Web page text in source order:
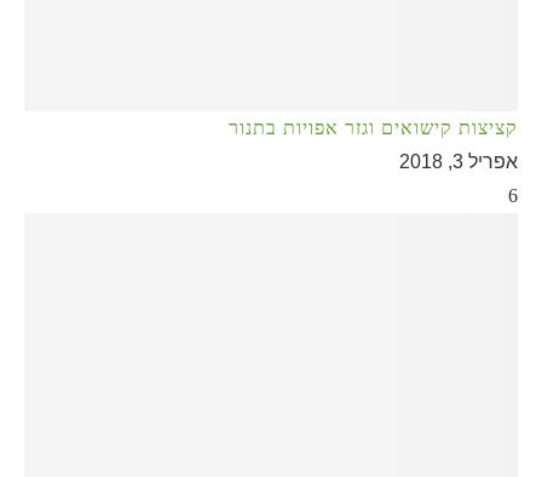
קציצות קישואים וגזר אפויות בתנור
אפריל 3, 2018
6